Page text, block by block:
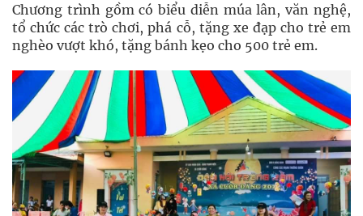
Chương trình gồm có biểu diễn múa lân, văn nghệ,
tổ chức các trò chơi, phá cỗ, tặng xe đạp cho trẻ em
nghèo vượt khó, tặng bánh kẹo cho 500 trẻ em.